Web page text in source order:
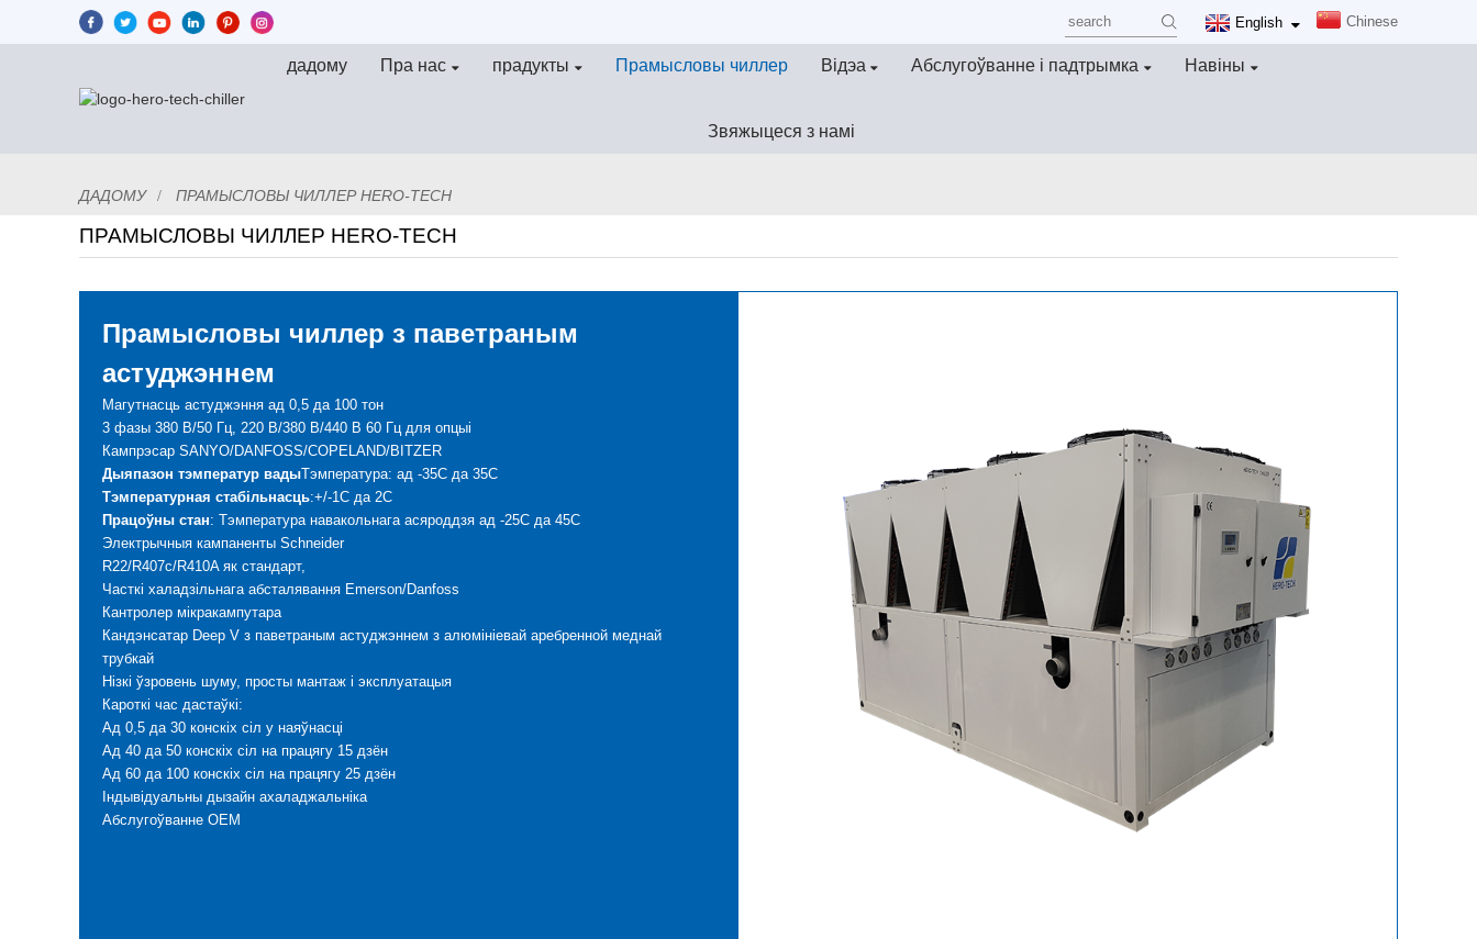
English Chinese
дадому Пра нас прадукты Прамысловы чиллер Відэа Абслугоўванне і падтрымка Навіны
Звяжыцеся з намі
ДАДОМУ ПРАМЫСЛОВЫ ЧИЛЛЕР HERO-TECH
ПРАМЫСЛОВЫ ЧИЛЛЕР HERO-TECH
Прамысловы чиллер з паветраным
астуджэннем
Магутнасць астуджэння ад 0,5 да 100 тон
3 фазы 380 В/50 Гц, 220 В/380 В/440 В 60 Гц для опцыі
Кампрэсар SANYO/DANFOSS/COPELAND/BITZER
Дыяпазон тэмператур вадыТэмпература: ад -35C да 35C
Тэмпературная стабільнасць:+/-1C да 2C
Працоўны стан: Тэмпература навакольнага асяроддзя ад -25C да 45C
Электрычныя кампаненты Schneider
R22/R407c/R410A як стандарт,
Часткі халадзільнага абсталявання Emerson/Danfoss
Кантролер мікракампутара
Кандэнсатар Deep V з паветраным астуджэннем з алюмініевай аребренной меднай
трубкай
Нізкі ўзровень шуму, просты мантаж і эксплуатацыя
Кароткі час дастаўкі:
Ад 0,5 да 30 конскіх сіл у наяўнасці
Ад 40 да 50 конскіх сіл на працягу 15 дзён
Ад 60 да 100 конскіх сіл на працягу 25 дзён
Індывідуальны дызайн ахаладжальніка
Абслугоўванне OEM